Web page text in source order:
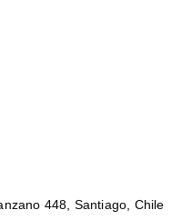
448, Santiago, Chile